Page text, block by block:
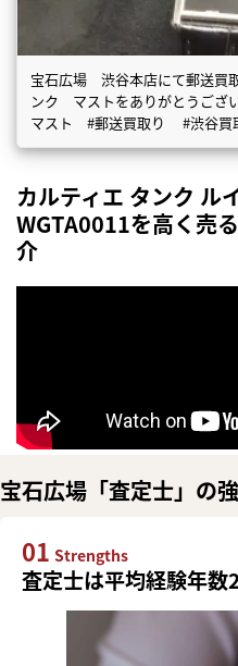
宝石広場 渋谷本店にて郵送買
ンク マストをありがとうござ
マスト #郵送買取り #渋谷買
カルティエ タンク ル
WGTA0011を高く売
介
宝石広場「査定士」の
01 Strengths
査定士は平均経験年数